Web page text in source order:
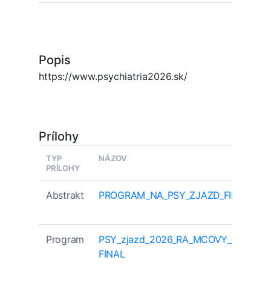
Popis
https://www.psychiatria2026.sk/
Prílohy
TYP
PRÍLOHY
NÁZOV
Abstrakt PROGRAM_NA_PSY_ZJAZD_FINAL
Program
FINAL